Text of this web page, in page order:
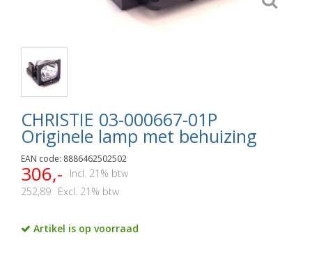
CHRISTIE 03-000667-01P
Originele lamp met behuizing
EAN code: 8886462502502
306,-
Incl. 21% btw
252,89 Excl. 21% btw
Artikel is op voorraad